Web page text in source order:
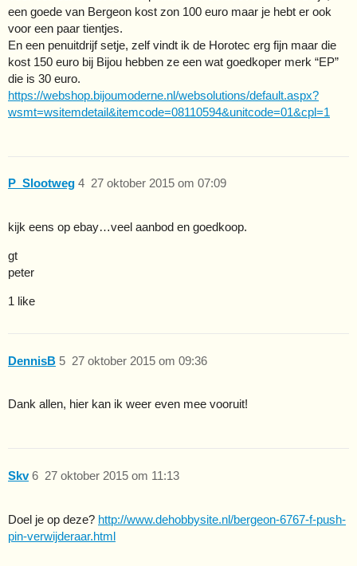
een goede van Bergeon kost zon 100 euro maar je hebt er ook
voor een paar tientjes.
En een penuitdrijf setje, zelf vindt ik de Horotec erg fijn maar die
kost 150 euro bij Bijou hebben ze een wat goedkoper merk “EP”
die is 30 euro.
https://webshop.bijoumoderne.nl/websolutions/default.aspx?
wsmt=wsitemdetail&itemcode=08110594&unitcode=01&cpl=1
P_Slootweg 27 oktober 2015 om 07:09
4
kijk eens op ebay…veel aanbod en goedkoop.
gt
peter
1 like
DennisB 27 oktober 2015 om 09:36
5
Dank allen, hier kan ik weer even mee vooruit!
Skv 27 oktober 2015 om 11:13
6
Doel je op deze? http://www.dehobbysite.nl/bergeon-6767-f-push-
pin-verwijderaar.html